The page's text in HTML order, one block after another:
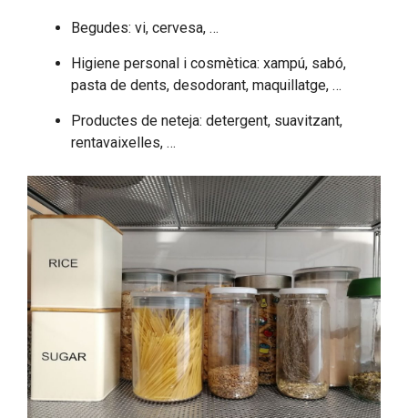
Begudes: vi, cervesa, …
Higiene personal i cosmètica: xampú, sabó,
pasta de dents, desodorant, maquillatge, …
Productes de neteja: detergent, suavitzant,
rentavaixelles, …